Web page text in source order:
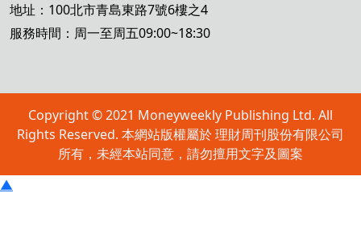
地址：100北市青島東路7號6樓之4
服務時間：周一至周五09:00~18:30
Copyright © 2021 Moneyweekly Publishing Ltd. All
Rights Reserved. 本網站版權屬於 理財周刊股份有限公司
所有，未經本站同意，請勿擅用文字及圖案
▲